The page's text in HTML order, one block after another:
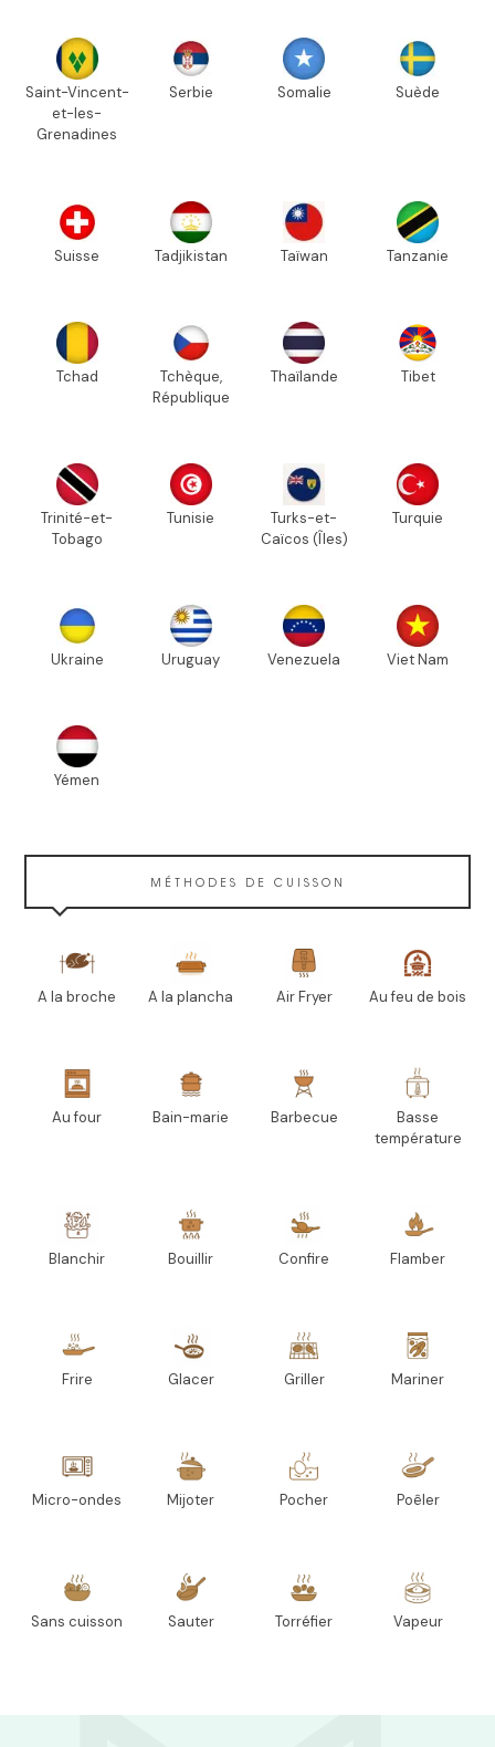
Saint-Vincent-
et-les-
Grenadines
Serbie Somalie Suède
Suisse Tadjikistan Taïwan Tanzanie
Tchad
Tchèque,
République
Thaïlande Tibet
Trinité-et-
Tobago
Tunisie
Turks-et-
Caïcos (Îles)
Turquie
Ukraine Uruguay Venezuela Viet Nam
Yémen
MÉTHODES DE CUISSON
A la broche A la plancha Air Fryer Au feu de bois
Au four Bain-marie Barbecue
Basse
température
Blanchir Bouillir Confire Flamber
Frire Glacer Griller Mariner
Micro-ondes Mijoter Pocher Poêler
Sans cuisson Sauter Torréfier Vapeur